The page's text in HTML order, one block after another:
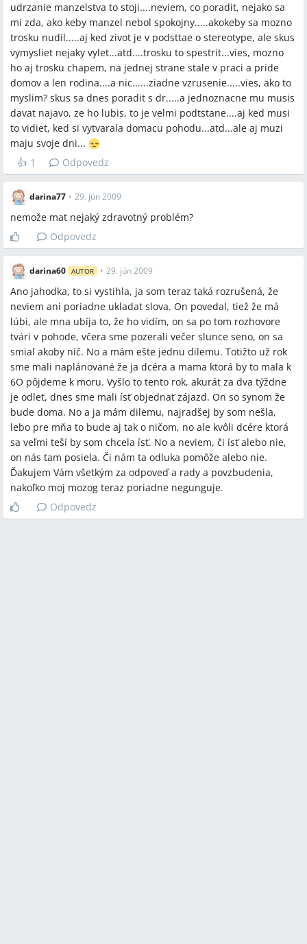
rovnakého mena v oboch mobiloch ako indície; niektoré
príspevky uvádzali aj sledovanie zmeny správania (schudnutie,
strata chuti, hospitalizácie).
Q:Pomôže dovolenka vyriešiť krízu vo vzťahu?
A:V diskusii boli rôzne názory: niektoré príspevky odporúčali
spoločnú dovolenku bez detí alebo predĺžený víkend na
obnovenie vzťahu, iné radili zrušiť dovolenku, aby sa nezvýšilo
riziko ďalšieho vývoja; jedna diskutujúca odcestovala s mamou
a dcérou a písala, že potrebuje oddych.
Aký postup pri podozrení, že partner má psychické
problémy?
A:Diskutujúci odporúčali psychiatrické a psychologické
vyšetrenie; v téme psychiater (rodinný známy) a psychologička
označili potrebu liečby a v jednom prípade bola spomenutá
možnosť predpisu liekov na spanie a psychofarmák.
Q:Čo urobiť, ak je podozrenie na neveru, ale chýbajú priame
dôkazy?
A:V diskusii sa spomínalo nenápadné zisťovanie (kontrola
mobilov, výpisy hovorov), konfrontácia v kľude a právna taktika,
ktorú poradila právnička v jednom príbehu — napísať žiadosť o
rozvod a nechať ju na dostupnom mieste ako tlak.
Q:Aké konkrétne aktivity môžu pomôcť „oživiť“ vzťah?
A:V návrhoch boli uvedené spoločenské tance, kurz, sauna,
spoločné športovanie, víkendové pobyty bez detí a
„okorenenie“ intímneho života (spodné prádlo, zmena v spálni).
Q:Ako overiť, či zmena správania súvisí so zapojením do
náboženskej skupiny alebo sekty?
A:Diskutujúci odporúčali zisťovanie informácií nenápadne,
pozorovanie nových rituálov či kontaktov a porovnanie
správania pred a po údznom „vstúpení“; v téme bola priamo
spomenutá obava zo sekty a odkaz na TV prípad v relácii Paľba
na Markíze.
udrzanie manzelstva to stoji....neviem, co poradit, nejako sa
mi zda, ako keby manzel nebol spokojny.....akokeby sa mozno
trosku nudil.....aj ked zivot je v podsttae o stereotype, ale skus
vymysliet nejaky vylet...atd....trosku to spestrit...vies, mozno
ho aj trosku chapem, na jednej strane stale v praci a pride
domov a len rodina....a nic......ziadne vzrusenie.....vies, ako to
myslim? skus sa dnes poradit s dr.....a jednoznacne mu musis
davat najavo, ze ho lubis, to je velmi podtstane....aj ked musi
to vidiet, ked si vytvarala domacu pohodu...atd...ale aj muzi
maju svoje dni...
👍 1 Odpovedz
darina77 • 29. jún 2009
nemože mat nejaký zdravotný problém?
Odpovedz
darina60 AUTOR • 29. jún 2009
Ano jahodka, to si vystihla, ja som teraz taká rozrušená, že
neviem ani poriadne ukladat slova. On povedal, tiež že má
lúbi, ale mna ubíja to, že ho vidím, on sa po tom rozhovore
tvári v pohode, včera sme pozerali večer slunce seno, on sa
smial akoby nič. No a mám ešte jednu dilemu. Totižto už rok
sme mali naplánované že ja dcéra a mama ktorá by to mala k
6O pôjdeme k moru. Vyšlo to tento rok, akurát za dva týždne
je odlet, dnes sme mali ísť objednať zájazd. On so synom že
bude doma. No a ja mám dilemu, najradšej by som nešla,
lebo pre mňa to bude aj tak o ničom, no ale kvôli dcére ktorá
sa veľmi teší by som chcela ísť. No a neviem, či ísť alebo nie,
on nás tam posiela. Či nám ta odluka pomôže alebo nie.
Ďakujem Vám všetkým za odpoveď a rady a povzbudenia,
nakoľko moj mozog teraz poriadne negunguje.
Odpovedz